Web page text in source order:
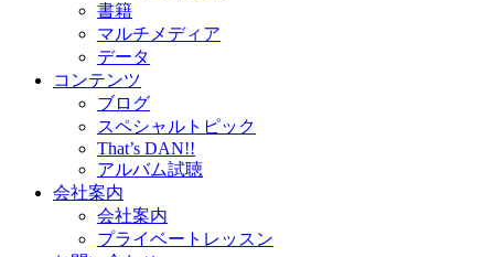
書籍
マルチメディア
データ
コンテンツ
ブログ
スペシャルトピック
That’s DAN!!
アルバム試聴
会社案内
会社案内
プライベートレッスン